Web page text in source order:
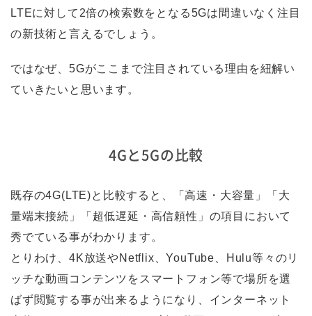
LTEに対して2倍の検索数をとなる5Gは間違いなく注目
の新技術と言えるでしょう。
ではなぜ、5Gがここまで注目されている理由を紐解い
ていきたいと思います。
4Gと5Gの比較
既存の4G(LTE)と比較すると、「高速・大容量」「大
量端末接続」「超低遅延・高信頼性」の項目において
秀でている事がわかります。
とりわけ、4K放送やNetflix、YouTube、Hulu等々のリ
ッチな動画コンテンツをスマートフォン等で場所を選
ばず閲覧する事が出来るようになり、インターネット